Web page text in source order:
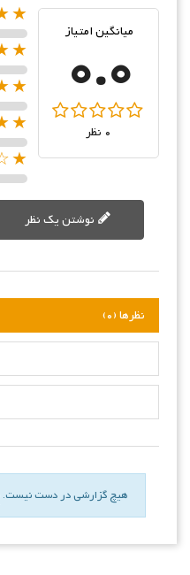
میانگین امتیاز
0.0
0 نظر
نوشتن یک نظر
نظرها (0)
هیچ گزارشی در دست نیست.